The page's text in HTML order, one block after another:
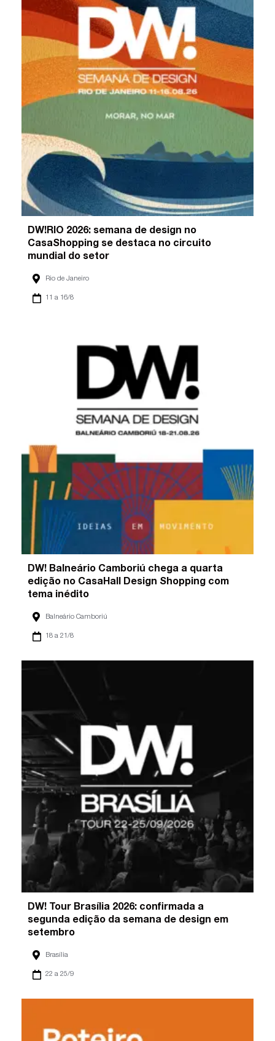
DW!RIO 2026: semana de design no
CasaShopping se destaca no circuito
mundial do setor
Rio de Janeiro
11 a 16/8
DW! Balneário Camboriú chega a quarta
edição no CasaHall Design Shopping com
tema inédito
Balneário Camboriú
18 a 21/8
DW! Tour Brasília 2026: confirmada a
segunda edição da semana de design em
setembro
Brasília
22 a 25/9